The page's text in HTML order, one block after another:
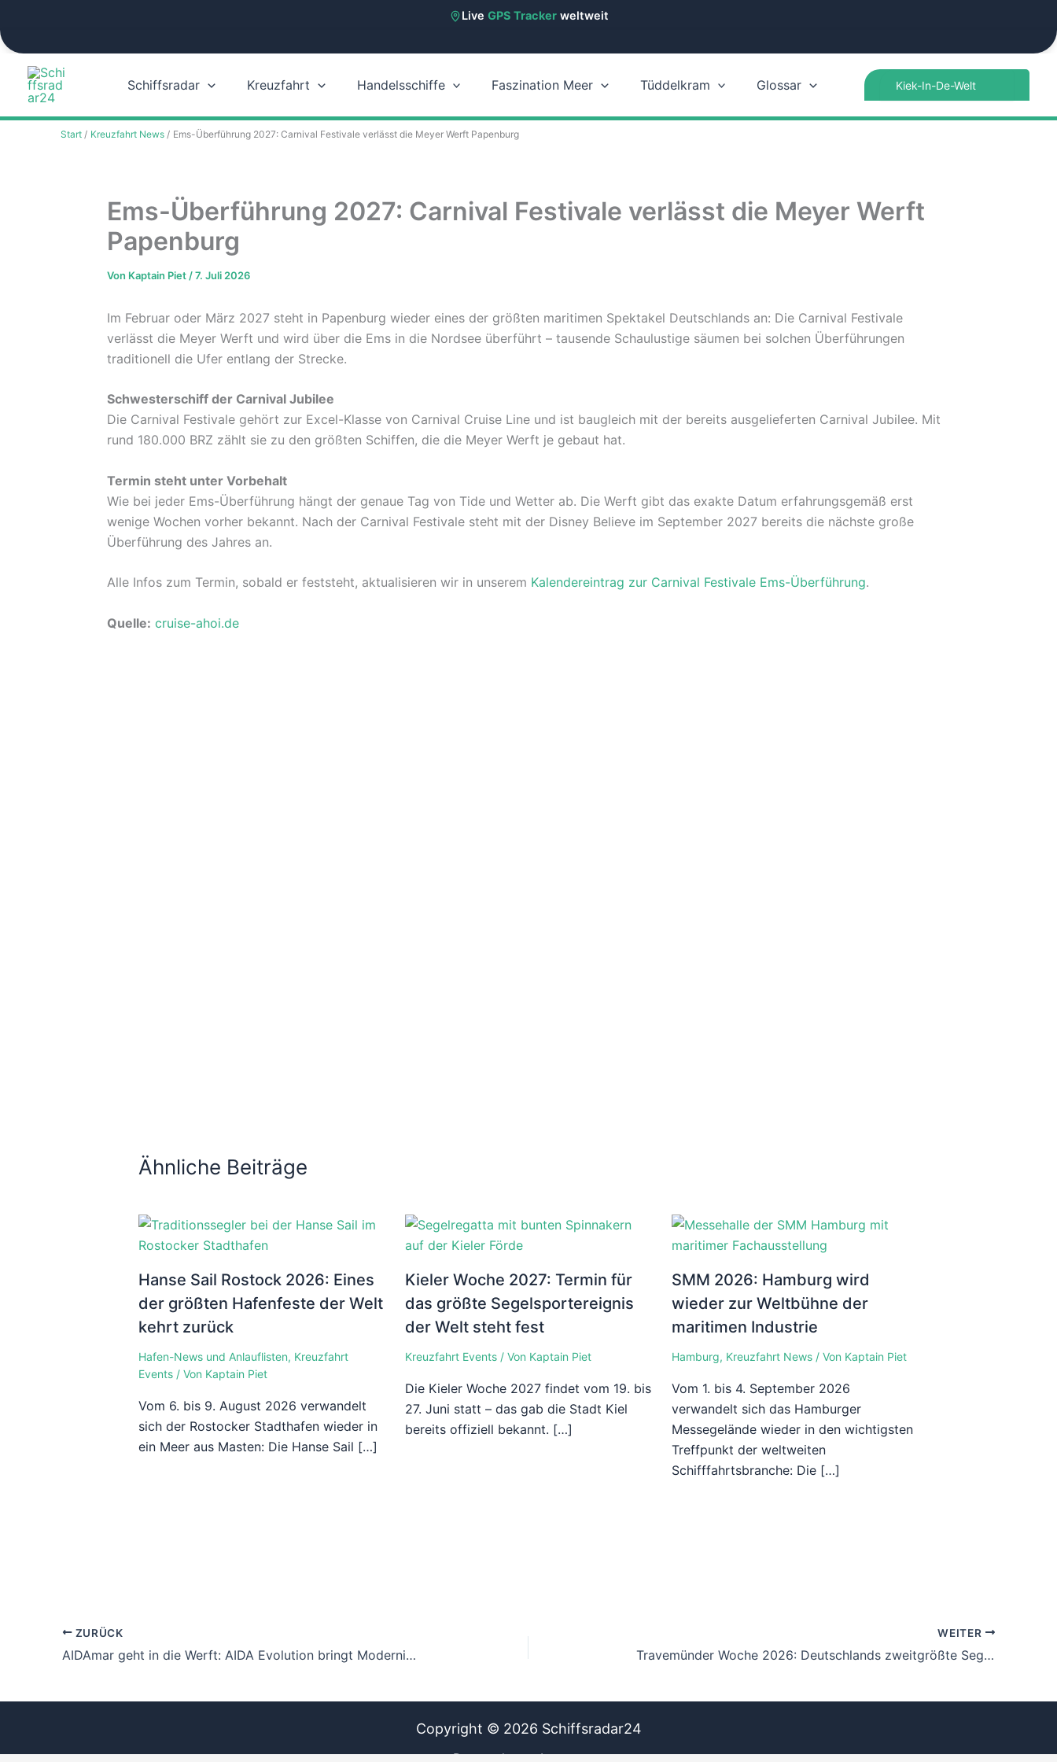
Live GPS Trackerweltweit
Zum
springen
Schiffsradar Kreuzfahrt Handelsschiffe Faszination Meer Tüddelkram Glossar
Start Kreuzfahrt News Ems-Überführung 2027: Carnival Festivale verlässt die Meyer Werft Papenburg
Ems-Überführung 2027: Carnival Festivale verlässt die Meyer Werft
Papenburg
Von Kaptain Piet /7. Juli 2026
Im Februar oder März 2027 steht in Papenburg wieder eines der größten maritimen Spektakel Deutschlands an: Die Carnival Festivale
verlässt die Meyer Werft und wird über die Ems in die Nordsee überführt – tausende Schaulustige säumen bei solchen Überführungen
traditionell die Ufer entlang der Strecke.
Schwesterschiff der Carnival Jubilee
Die Carnival Festivale gehört zur Excel-Klasse von Carnival Cruise Line und ist baugleich mit der bereits ausgelieferten Carnival Jubilee. Mit
rund 180.000 BRZ zählt sie zu den größten Schiffen, die die Meyer Werft je gebaut hat.
Termin steht unter Vorbehalt
Wie bei jeder Ems-Überführung hängt der genaue Tag von Tide und Wetter ab. Die Werft gibt das exakte Datum erfahrungsgemäß erst
wenige Wochen vorher bekannt. Nach der Carnival Festivale steht mit der Disney Believe im September 2027 bereits die nächste große
Überführung des Jahres an.
Alle Infos zum Termin, sobald er feststeht, aktualisieren wir in unserem Kalendereintrag zur Carnival Festivale Ems-Überführung.
Quelle: cruise-ahoi.de
Ähnliche Beiträge
Hanse Sail Rostock 2026: Eines
der größten Hafenfeste der Welt
kehrt zurück
Hafen-News und Anlauflisten, Kreuzfahrt
Events / Von Kaptain Piet
Vom 6. bis 9. August 2026 verwandelt
sich der Rostocker Stadthafen wieder in
ein Meer aus Masten: Die Hanse Sail […]
Kieler Woche 2027: Termin für
das größte Segelsportereignis
der Welt steht fest
Kreuzfahrt Events / Von Kaptain Piet
Die Kieler Woche 2027 findet vom 19. bis
27. Juni statt – das gab die Stadt Kiel
bereits offiziell bekannt. […]
SMM 2026: Hamburg wird
wieder zur Weltbühne der
maritimen Industrie
Hamburg, Kreuzfahrt News/ Von Kaptain Piet
Vom 1. bis 4. September 2026
verwandelt sich das Hamburger
Messegelände wieder in den wichtigsten
Treffpunkt der weltweiten
Schifffahrtsbranche: Die […]
ZURÜCK
AIDAmar geht in die Werft: AIDA Evolution bringt Modernisierung nach Marseille
WEITER
Travemünder Woche 2026: Deutschlands zweitgrößte Segelsportveranstaltung startet im Juli
Copyright © 2026 Schiffsradar24
Datenschutz Impressum